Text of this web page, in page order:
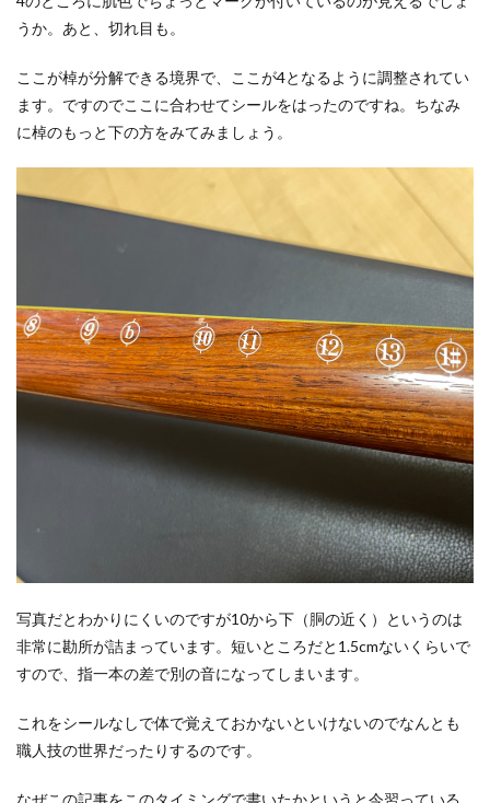
うか。あと、切れ目も。
ここが棹が分解できる境界で、ここが4となるように調整されてい
ます。ですのでここに合わせてシールをはったのですね。ちなみ
に棹のもっと下の方をみてみましょう。
写真だとわかりにくいのですが10から下（胴の近く）というのは
非常に勘所が詰まっています。短いところだと1.5cmないくらいで
すので、指一本の差で別の音になってしまいます。
これをシールなしで体で覚えておかないといけないのでなんとも
職人技の世界だったりするのです。
なぜこの記事をこのタイミングで書いたかというと今習っている